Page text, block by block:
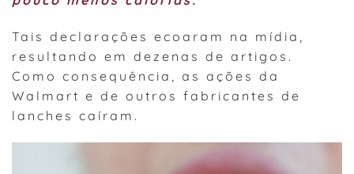
Tais declarações ecoaram na mídia,
resultando em dezenas de artigos.
Como consequência, as ações da
Walmart e de outros fabricantes de
lanches caíram.